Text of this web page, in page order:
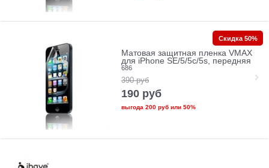
Матовая защитная пленка VMAX
для iPhone SE/5/5c/5s, передняя
686
390 руб
190 руб
выгода 200 рубили 50%
Скидка 50%